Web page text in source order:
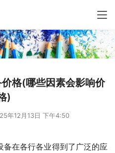
格(哪些因素会影响价
)
年12月13日 下午4:50
在各行各业得到了广泛的应